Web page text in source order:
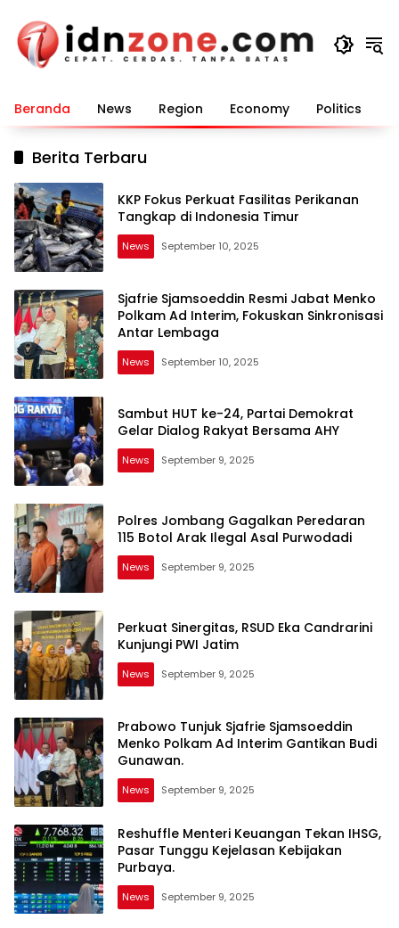
konten
Beranda News Region Economy Politics
Berita Terbaru
KKP Fokus Perkuat Fasilitas Perikanan
Tangkap di Indonesia Timur
News September 10, 2025
Sjafrie Sjamsoeddin Resmi Jabat Menko
Polkam Ad Interim, Fokuskan Sinkronisasi
Antar Lembaga
News September 10, 2025
Sambut HUT ke-24, Partai Demokrat
Gelar Dialog Rakyat Bersama AHY
News September 9, 2025
Idnzone.com
Polres Jombang Gagalkan Peredaran
115 Botol Arak Ilegal Asal Purwodadi
News September 9, 2025
Perkuat Sinergitas, RSUD Eka Candrarini
Kunjungi PWI Jatim
News September 9, 2025
Prabowo Tunjuk Sjafrie Sjamsoeddin
Menko Polkam Ad Interim Gantikan Budi
Gunawan.
News September 9, 2025
Reshuffle Menteri Keuangan Tekan IHSG,
Pasar Tunggu Kejelasan Kebijakan
Purbaya.
News September 9, 2025